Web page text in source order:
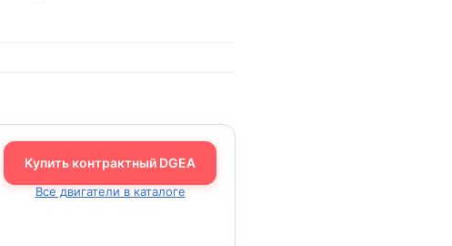
Купить контрактный DGEA
Все двигатели в каталоге